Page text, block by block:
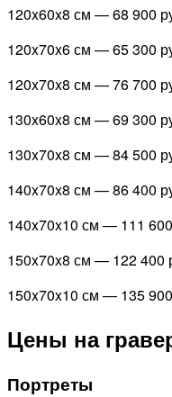
120x60x8 см —68 900
120x70x6 см —65 300
120x70x8 см —76 700
130x60x8 см —69 300
130x70x8 см —84 500
140x70x8 см —86 400
140x70x10 см — 111
150x70x8 см — 122 400
150x70x10 см — 135
Цены на
Портреты